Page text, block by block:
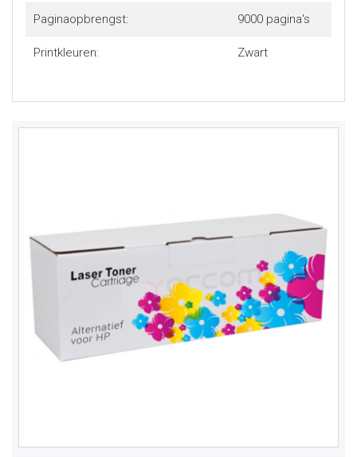
Paginaopbrengst: 9000 pagina's
Printkleuren: Zwart